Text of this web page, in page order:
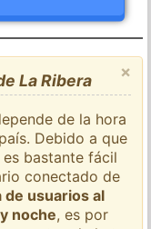
×
La Ribera
de la hora
Debido a que
es bastante fácil
conectado de
de usuarios al
noche, es por